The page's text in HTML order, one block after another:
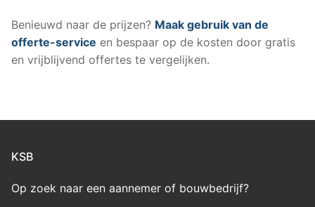
Benieuwd naar de prijzen? Maak gebruik van de
offerte-service en bespaar op de kosten door gratis
en vrijblijvend offertes te vergelijken.
KSB
Op zoek naar een aannemer of bouwbedrijf?